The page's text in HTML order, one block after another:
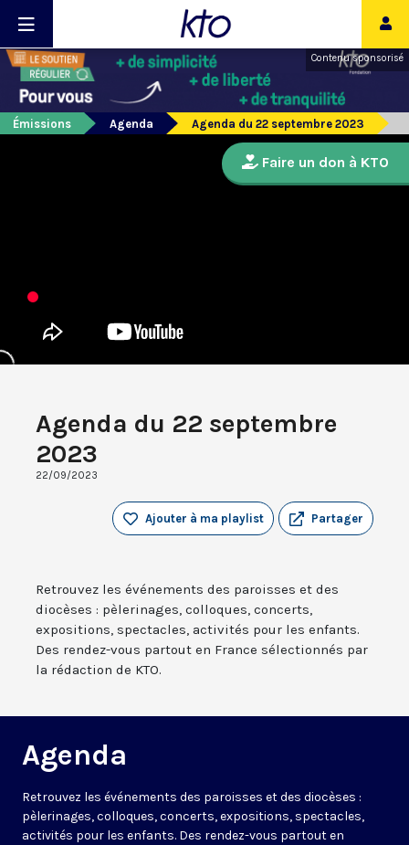
Contenu sponsorisé
Émissions Agenda Agenda du 22 septembre 2023
Agenda du 22 septembre
2023
22/09/2023
Partager
Ajouter à ma playlist
Retrouvez les événements des paroisses et des
diocèses : pèlerinages, colloques, concerts,
expositions, spectacles, activités pour les enfants.
Des rendez-vous partout en France sélectionnés par
la rédaction de KTO.
Agenda
Retrouvez les événements des paroisses et des diocèses :
pèlerinages, colloques, concerts, expositions, spectacles,
activités pour les enfants. Des rendez-vous partout en
Faire un don à KTO